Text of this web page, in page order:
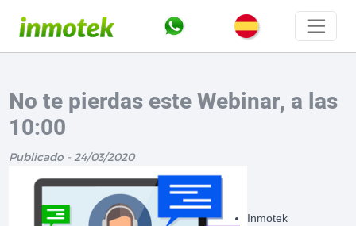
No te pierdas este Webinar, a las
10:00
Publicado - 24/03/2020
Inmotek